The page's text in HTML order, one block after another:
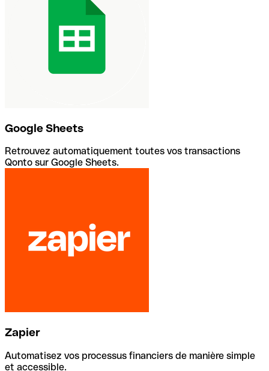
Google Sheets
Retrouvez automatiquement toutes vos transactions
Qonto sur Google Sheets.
Zapier
Automatisez vos processus financiers de manière simple
et accessible.